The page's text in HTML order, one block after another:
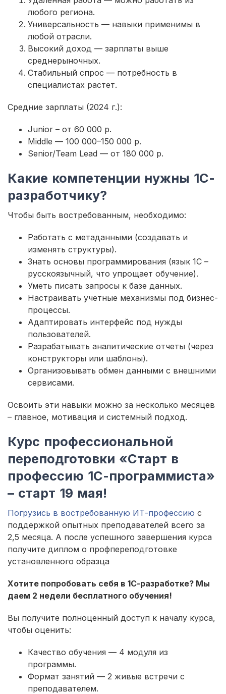
любого региона.
Универсальность — навыки применимы в
любой отрасли.
Высокий доход — зарплаты выше
среднерыночных.
Стабильный спрос — потребность в
специалистах растет.
Средние зарплаты (2024 г.):
Junior – от 60 000 р.
Middle — 100 000–150 000 р.
Senior/Team Lead — от 180 000 р.
Какие компетенции нужны 1С-
разработчику?
Чтобы быть востребованным, необходимо:
Работать с метаданными (создавать и
изменять структуры).
Знать основы программирования (язык 1С –
русскоязычный, что упрощает обучение).
Уметь писать запросы к базе данных.
Настраивать учетные механизмы под бизнес-
процессы.
Адаптировать интерфейс под нужды
пользователей.
Разрабатывать аналитические отчеты (через
конструкторы или шаблоны).
Организовывать обмен данными с внешними
сервисами.
Освоить эти навыки можно за несколько месяцев
– главное, мотивация и системный подход.
Курс профессиональной
переподготовки «Старт в
профессию 1С-программиста»
– старт 19 мая!
Погрузись в востребованную ИТ-профессию с
поддержкой опытных преподавателей всего за
2,5 месяца. А после успешного завершения курса
получите диплом о профпереподготовке
установленного образца
Хотите попробовать себя в 1С-разработке? Мы
даем 2 недели бесплатного обучения!
Вы получите полноценный доступ к началу курса,
чтобы оценить:
Качество обучения — 4 модуля из
программы.
Формат занятий — 2 живые встречи с
преподавателем.